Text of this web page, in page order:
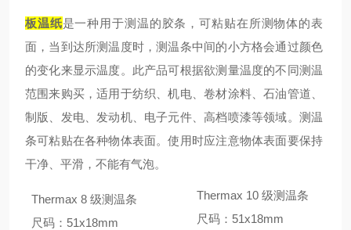
板温纸是一种用于测温的胶条，可粘贴在所测物体的表
面，当到达所测温度时，测温条中间的小方格会通过颜色
的变化来显示温度。此产品可根据欲测量温度的不同测温
范围来购买，适用于纺织、机电、卷材涂料、石油管道、
制版、发电、发动机、电子元件、高档喷漆等领域。测温
条可粘贴在各种物体表面。使用时应注意物体表面要保持
干净、平滑，不能有气泡。
Thermax 8 级测温条
尺码：51x18mm
Thermax 10 级测温条
尺码：51x18mm